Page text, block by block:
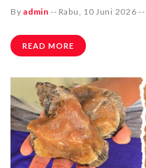
Byadmin -- Rabu, 10 Juni 2026 --
READ MORE